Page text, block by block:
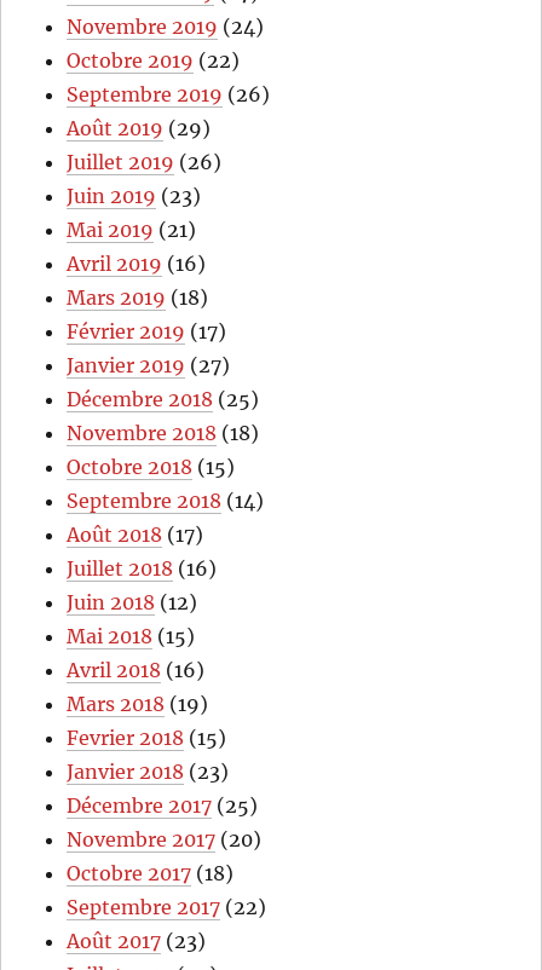
Novembre 2019 (24)
Octobre 2019 (22)
Septembre 2019 (26)
Août 2019 (29)
Juillet 2019 (26)
Juin 2019 (23)
Mai 2019 (21)
Avril 2019 (16)
Mars 2019 (18)
Février 2019 (17)
Janvier 2019 (27)
Décembre 2018 (25)
Novembre 2018 (18)
Octobre 2018 (15)
Septembre 2018 (14)
Août 2018 (17)
Juillet 2018 (16)
Juin 2018 (12)
Mai 2018 (15)
Avril 2018 (16)
Mars 2018 (19)
Fevrier 2018 (15)
Janvier 2018 (23)
Décembre 2017 (25)
Novembre 2017 (20)
Octobre 2017 (18)
Septembre 2017 (22)
Août 2017 (23)